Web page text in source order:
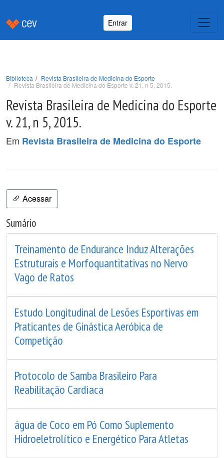
Entrar
Biblioteca
Revista Brasileira de Medicina do Esporte
Revista Brasileira de Medicina do Esporte v. 21, n 5, 2015.
Revista Brasileira de Medicina do Esporte
v. 21, n 5, 2015.
Em Revista Brasileira de Medicina do Esporte
Acessar
Sumário
Treinamento de Endurance Induz Alterações
Estruturais e Morfoquantitativas no Nervo
Vago de Ratos
Estudo Longitudinal de Lesões Esportivas em
Praticantes de Ginástica Aeróbica de
Competição
Protocolo de Samba Brasileiro Para
Reabilitação Cardíaca
água de Coco em Pó Como Suplemento
Hidroeletrolítico e Energético Para Atletas